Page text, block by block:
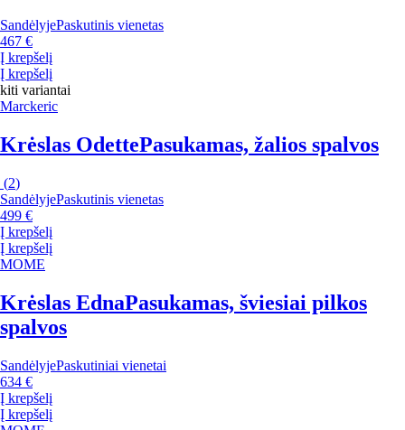
SandėlyjePaskutinis vienetas
467 €
Į krepšelį
Į krepšelį
kiti variantai
Marckeric
Krėslas OdettePasukamas, žalios spalvos
(2)
SandėlyjePaskutinis vienetas
499 €
Į krepšelį
Į krepšelį
MOME
Krėslas EdnaPasukamas, šviesiai pilkos
spalvos
SandėlyjePaskutiniai vienetai
634 €
Į krepšelį
Į krepšelį